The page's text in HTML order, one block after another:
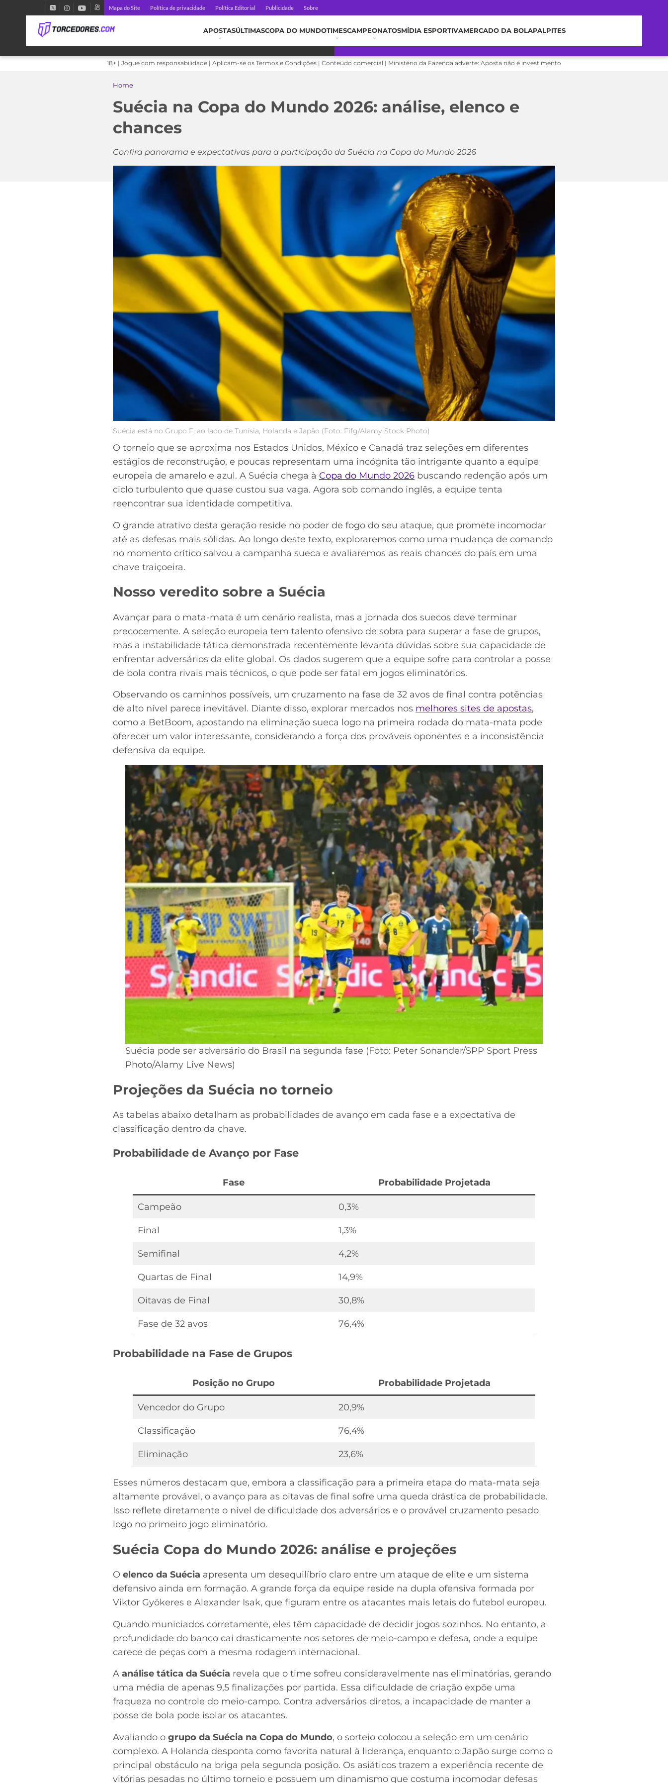
Mapa do Site Política de privacidade Política Editorial Publicidade Sobre
APOSTASÚLTIMASCOPA DO MUNDOTIMESCAMPEONATOSMÍDIA ESPORTIVAMERCADO DA BOLAPALPITES
18+ | Jogue com responsabilidade | Aplicam-se os Termos e Condições | Conteúdo comercial | Ministério da Fazenda adverte: Aposta não é investimento
Home
Suécia na Copa do Mundo 2026: análise, elenco e
chances
Confira panorama e expectativas para a participação da Suécia na Copa do Mundo 2026
Suécia está no Grupo F, ao lado de Tunísia, Holanda e Japão (Foto: Fifg/Alamy Stock Photo)
O torneio que se aproxima nos Estados Unidos, México e Canadá traz seleções em diferentes
estágios de reconstrução, e poucas representam uma incógnita tão intrigante quanto a equipe
europeia de amarelo e azul. A Suécia chega à Copa do Mundo 2026 buscando redenção após um
ciclo turbulento que quase custou sua vaga. Agora sob comando inglês, a equipe tenta
reencontrar sua identidade competitiva.
O grande atrativo desta geração reside no poder de fogo do seu ataque, que promete incomodar
até as defesas mais sólidas. Ao longo deste texto, exploraremos como uma mudança de comando
no momento crítico salvou a campanha sueca e avaliaremos as reais chances do país em uma
chave traiçoeira.
Nosso veredito sobre a Suécia
Avançar para o mata-mata é um cenário realista, mas a jornada dos suecos deve terminar
precocemente. A seleção europeia tem talento ofensivo de sobra para superar a fase de grupos,
mas a instabilidade tática demonstrada recentemente levanta dúvidas sobre sua capacidade de
enfrentar adversários da elite global. Os dados sugerem que a equipe sofre para controlar a posse
de bola contra rivais mais técnicos, o que pode ser fatal em jogos eliminatórios.
Observando os caminhos possíveis, um cruzamento na fase de 32 avos de final contra potências
de alto nível parece inevitável. Diante disso, explorar mercados nos melhores sites de apostas,
como a BetBoom, apostando na eliminação sueca logo na primeira rodada do mata-mata pode
oferecer um valor interessante, considerando a força dos prováveis oponentes e a inconsistência
defensiva da equipe.
Suécia pode ser adversário do Brasil na segunda fase (Foto: Peter Sonander/SPP Sport Press
Photo/Alamy Live News)
Projeções da Suécia no torneio
As tabelas abaixo detalham as probabilidades de avanço em cada fase e a expectativa de
classificação dentro da chave.
Probabilidade de Avanço por Fase
Fase Probabilidade Projetada
Campeão 0,3%
Final 1,3%
Semifinal 4,2%
Quartas de Final 14,9%
Oitavas de Final 30,8%
Fase de 32 avos 76,4%
Probabilidade na Fase de Grupos
Posição no Grupo Probabilidade Projetada
Vencedor do Grupo 20,9%
Classificação 76,4%
Eliminação 23,6%
Esses números destacam que, embora a classificação para a primeira etapa do mata-mata seja
altamente provável, o avanço para as oitavas de final sofre uma queda drástica de probabilidade.
Isso reflete diretamente o nível de dificuldade dos adversários e o provável cruzamento pesado
logo no primeiro jogo eliminatório.
Suécia Copa do Mundo 2026: análise e projeções
O elenco da Suécia apresenta um desequilíbrio claro entre um ataque de elite e um sistema
defensivo ainda em formação. A grande força da equipe reside na dupla ofensiva formada por
Viktor Gyökeres e Alexander Isak, que figuram entre os atacantes mais letais do futebol europeu.
Quando municiados corretamente, eles têm capacidade de decidir jogos sozinhos. No entanto, a
profundidade do banco cai drasticamente nos setores de meio-campo e defesa, onde a equipe
carece de peças com a mesma rodagem internacional.
A análise tática da Suécia revela que o time sofreu consideravelmente nas eliminatórias, gerando
uma média de apenas 9,5 finalizações por partida. Essa dificuldade de criação expõe uma
fraqueza no controle do meio-campo. Contra adversários diretos, a incapacidade de manter a
posse de bola pode isolar os atacantes.
Avaliando o grupo da Suécia na Copa do Mundo, o sorteio colocou a seleção em um cenário
complexo. A Holanda desponta como favorita natural à liderança, enquanto o Japão surge como o
principal obstáculo na briga pela segunda posição. Os asiáticos trazem a experiência recente de
vitórias pesadas no último torneio e possuem um dinamismo que costuma incomodar defesas